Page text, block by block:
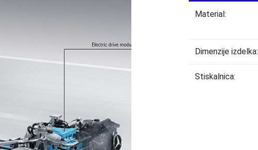
Material:
Dimenzije izdelka:
Stiskalnica: